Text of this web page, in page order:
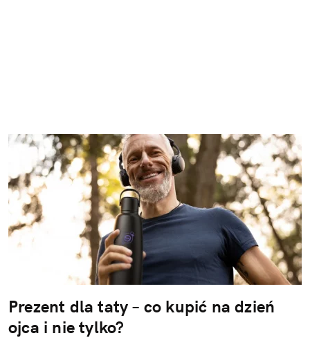
Prezent dla taty – co kupić na dzień
ojca i nie tylko?